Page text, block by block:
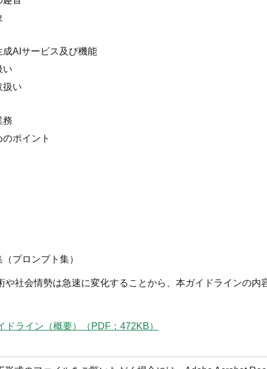
AIサービス及び機能
い
扱い
務
ポイント
プロンプト集）
社会情勢は急速に変化することから、本ガイドラインの内
ドライン（概要）（PDF：472KB）